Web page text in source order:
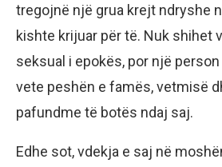
tregojnë një grua krejt ndryshe
kishte krijuar për të. Nuk shihet
seksual i epokës, por një
vete peshën e famës, vetmisë
pafundme të botës ndaj saj.
Edhe sot, vdekja e saj në